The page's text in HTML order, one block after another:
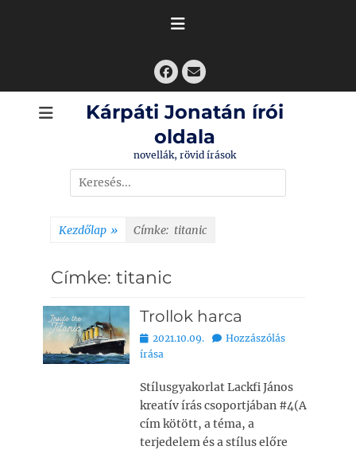
Facebook
Email
Kárpáti Jonatán írói
oldala
novellák, rövid írások
Search
for:
Kezdőlap » Címke: titanic
Címke: titanic
Trollok harca
Bejegyezve
2021.10.09.
Hozzászólás
írása
Stílusgyakorlat Lackfi János
kreatív írás csoportjában #4(A
cím kötött, a téma, a
terjedelem és a stílus előre